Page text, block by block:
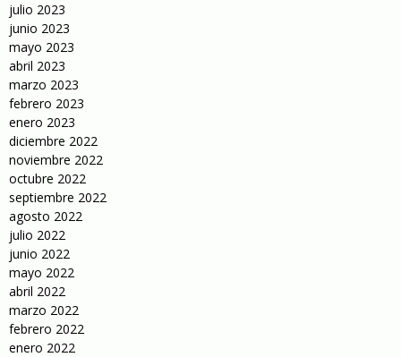
julio 2023
junio 2023
mayo 2023
abril 2023
marzo 2023
febrero 2023
enero 2023
diciembre 2022
noviembre 2022
octubre 2022
septiembre 2022
agosto 2022
julio 2022
junio 2022
mayo 2022
abril 2022
marzo 2022
febrero 2022
enero 2022